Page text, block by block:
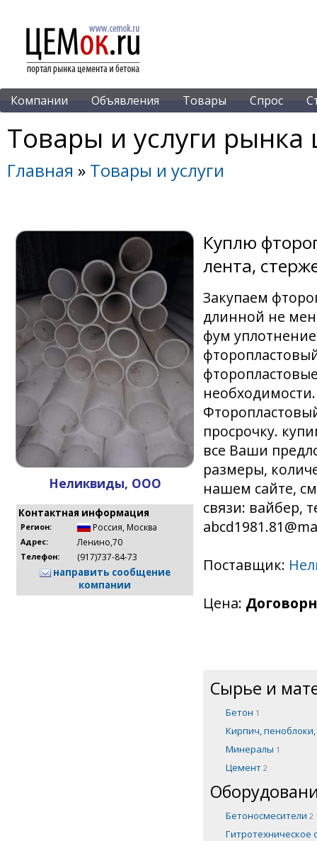
Компании Объявления Товары Спрос
Товары и услуги рынка
Главная » Товары и услуги
Неликвиды, ООО
Контактная информация
Регион: Россия, Москва
Адрес: Ленино,70
Телефон: (917)737-84-73
направить сообщение
компании
Куплю
лента,
Закупаем
длинной не
фум уплотнение
просрочку.
все Ваши
размеры,
нашем сайте,
связи: вайбер,
Поставщик:
Цена:
Сырье и
Бетон 1
Кирпич,
Минералы 1
Цемент 2
Бетоносмесители 2